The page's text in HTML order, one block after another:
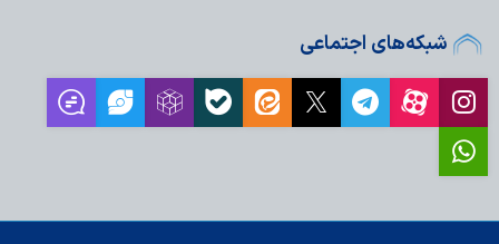
شبکه‌های اجتماعی